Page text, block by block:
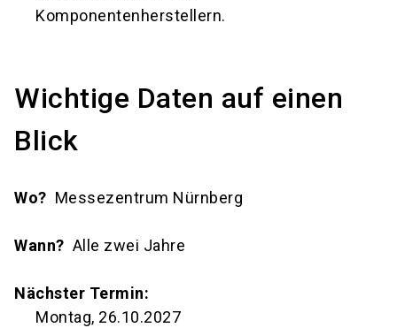
Komponentenherstellern.
Wichtige Daten auf einen
Blick
Wo? Messezentrum Nürnberg
Wann? Alle zwei Jahre
Nächster Termin:
Montag, 26.10.2027